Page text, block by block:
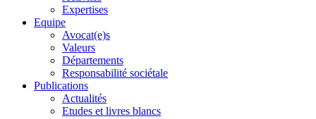
Expertises
Equipe
Avocat(e)s
Valeurs
Départements
Responsabilité sociétale
Publications
Actualités
Etudes et livres blancs